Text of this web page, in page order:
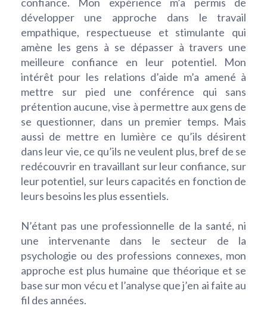
développer une approche dans le travail
empathique, respectueuse et stimulante qui
amène les gens à se dépasser à travers une
meilleure confiance en leur potentiel. Mon
intérêt pour les relations d’aide m’a amené à
mettre sur pied une conférence qui sans
prétention aucune, vise à permettre aux gens de
se questionner, dans un premier temps. Mais
aussi de mettre en lumière ce qu’ils désirent
dans leur vie, ce qu’ils ne veulent plus, bref de se
redécouvrir en travaillant sur leur confiance, sur
leur potentiel, sur leurs capacités en fonction de
leurs besoins les plus essentiels.
N’étant pas une professionnelle de la santé, ni
une intervenante dans le secteur de la
psychologie ou des professions connexes, mon
approche est plus humaine que théorique et se
base sur mon vécu et l’analyse que j’en ai faite au
fil des années.